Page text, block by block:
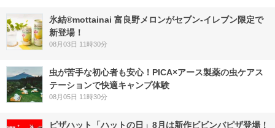
氷結®mottainai 富良野メロンがセブン‐イレブン限定で
新登場！
08月03日 11時30分
虫が苦手な初心者も安心！PICA×アース製薬の虫ケアス
テーションで快適キャンプ体験
08月05日 11時30分
ピザハット「ハットの日」8月は新作ビビンバピザ登場！